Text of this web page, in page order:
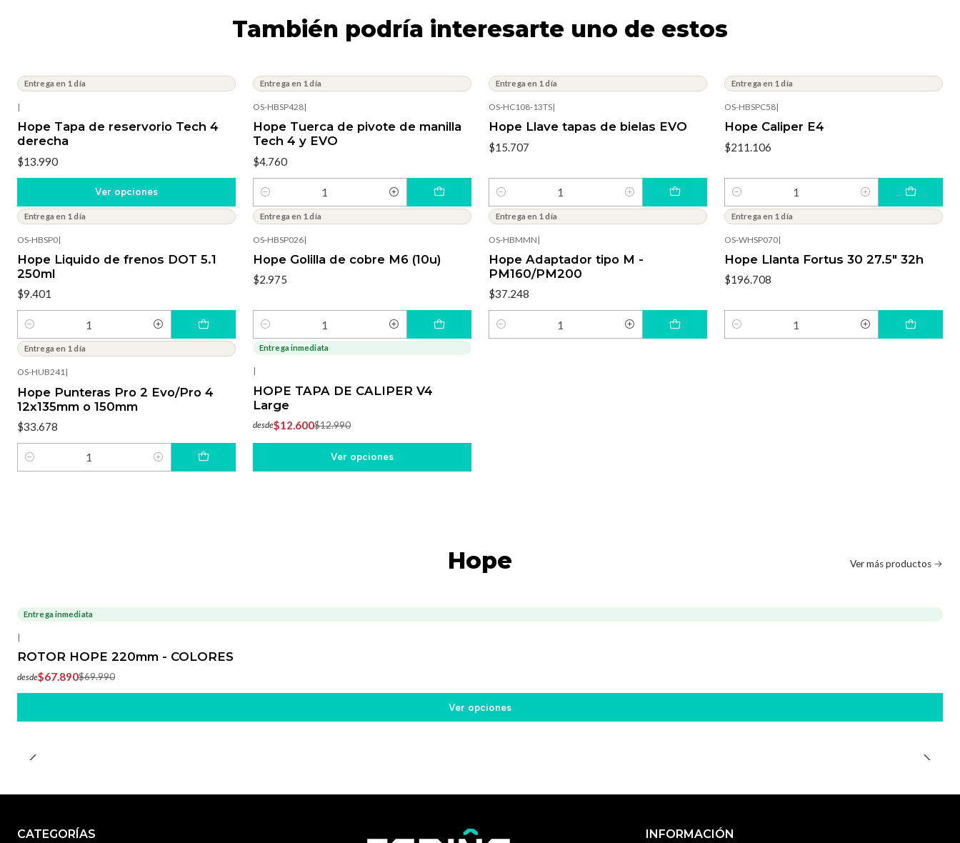
También podría interesarte uno de estos
Entrega en 1 día
|
Hope Tapa de reservorio Tech 4
derecha
$13.990
Ver opciones
Entrega en 1 día
OS-HBSP428|
Hope Tuerca de pivote de manilla
Tech 4 y EVO
$4.760
Cantidad
Entrega en 1 día
OS-HC108-13TS|
Hope Llave tapas de bielas EVO
$15.707
Cantidad
Entrega en 1 día
OS-HBSPC58|
Hope Caliper E4
$211.106
Cantidad
Entrega en 1 día
OS-HBSP0|
Hope Liquido de frenos DOT 5.1
250ml
$9.401
Cantidad
Entrega en 1 día
OS-HBSP026|
Hope Golilla de cobre M6 (10u)
$2.975
Cantidad
Entrega en 1 día
OS-HBMMN |
Hope Adaptador tipo M -
PM160/PM200
$37.248
Cantidad
Entrega en 1 día
OS-WHSP070|
Hope Llanta Fortus 30 27.5" 32h
$196.708
Cantidad
Entrega en 1 día
OS-HUB241|
Hope Punteras Pro 2 Evo/Pro 4
12x135mm o 150mm
$33.678
Cantidad
Entrega inmediata
|
HOPE TAPA DE CALIPER V4
Large
desde$12.600$12.990
Ver opciones
Hope Ver más productos
-3%OFF
Entrega inmediata
|
ROTOR HOPE 220mm - COLORES
desde$67.890$69.990
Ver opciones
CATEGORÍAS INFORMACIÓN